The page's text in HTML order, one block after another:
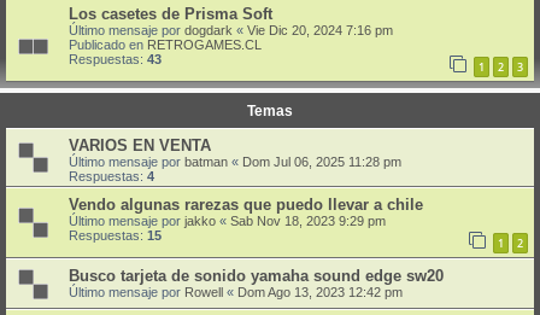
Los casetes de Prisma Soft
Último mensaje por dogdark « Vie Dic 20, 2024 7:16 pm
Publicado en RETROGAMES.CL
Respuestas: 43 1 2 3
Temas
VARIOS EN VENTA
Último mensaje por batman « Dom Jul 06, 2025 11:28 pm
Respuestas: 4
Vendo algunas rarezas que puedo llevar a chile
Último mensaje por jakko « Sab Nov 18, 2023 9:29 pm
Respuestas: 15 1 2
Busco tarjeta de sonido yamaha sound edge sw20
Último mensaje por Rowell « Dom Ago 13, 2023 12:42 pm